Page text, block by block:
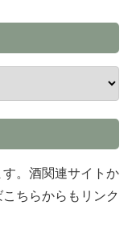
。酒関連サイトか
ちらからもリンク